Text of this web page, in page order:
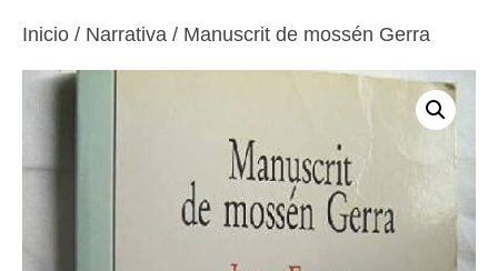
Inicio / Narrativa / Manuscrit de mossén Gerra